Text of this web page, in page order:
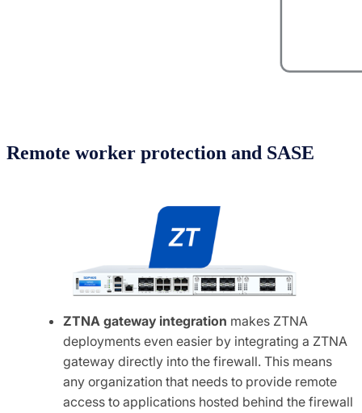
Remote worker protection and SASE
ZTNA gateway integration makes ZTNA
deployments even easier by integrating a ZTNA
gateway directly into the firewall. This means
any organization that needs to provide remote
access to applications hosted behind the firewall